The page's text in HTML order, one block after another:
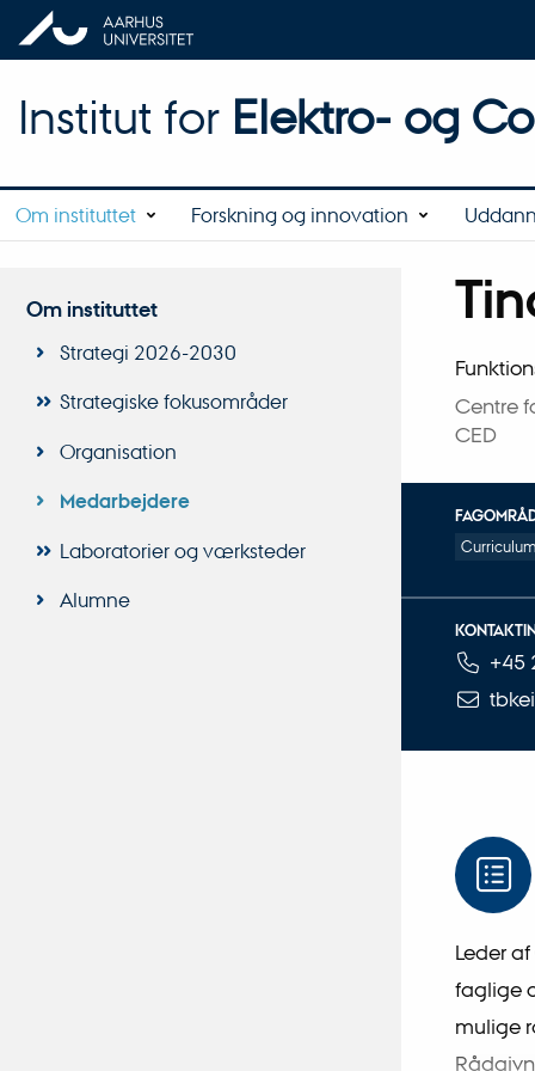
Institut for Elektro- og
Om instituttet Forskning og innovation
Om instituttet
Strategi 2026-2030
Strategiske fokusområder
Organisation
Medarbejdere
Laboratorier og værksteder
Alumne
Titel
Centre
CED
+45
Leder
faglige
mulige